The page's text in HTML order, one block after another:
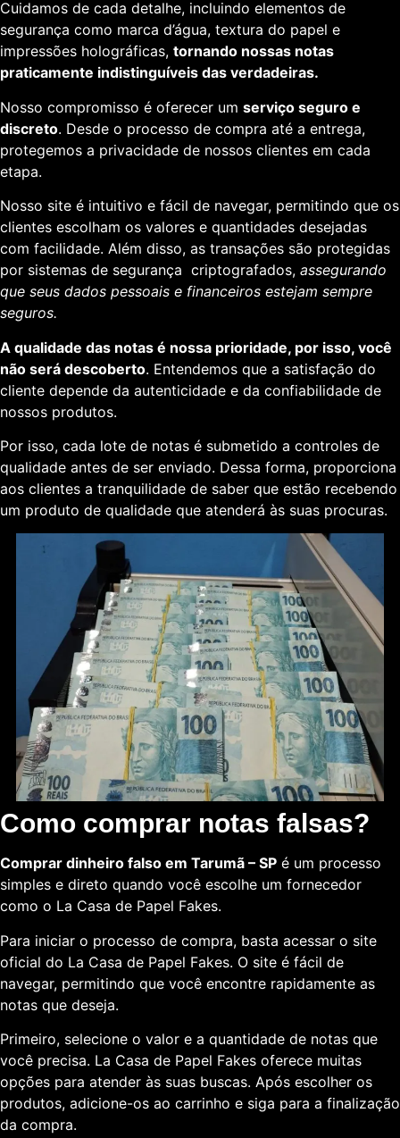
Cuidamos de cada detalhe, incluindo elementos de
segurança como marca d’água, textura do papel e
impressões holográficas, tornando nossas notas
praticamente indistinguíveis das verdadeiras.
Nosso compromisso é oferecer um serviço seguro e
discreto. Desde o processo de compra até a entrega,
protegemos a privacidade de nossos clientes em cada
etapa.
Nosso site é intuitivo e fácil de navegar, permitindo que os
clientes escolham os valores e quantidades desejadas
com facilidade. Além disso, as transações são protegidas
por sistemas de segurança criptografados, assegurando
que seus dados pessoais e financeiros estejam sempre
seguros.
A qualidade das notas é nossa prioridade, por isso, você
não será descoberto. Entendemos que a satisfação do
cliente depende da autenticidade e da confiabilidade de
nossos produtos.
Por isso, cada lote de notas é submetido a controles de
qualidade antes de ser enviado. Dessa forma, proporciona
aos clientes a tranquilidade de saber que estão recebendo
um produto de qualidade que atenderá às suas procuras.
Como comprar notas falsas?
Comprar dinheiro falso em Tarumã – SP é um processo
simples e direto quando você escolhe um fornecedor
como o La Casa de Papel Fakes.
Para iniciar o processo de compra, basta acessar o site
oficial do La Casa de Papel Fakes. O site é fácil de
navegar, permitindo que você encontre rapidamente as
notas que deseja.
Primeiro, selecione o valor e a quantidade de notas que
você precisa. La Casa de Papel Fakes oferece muitas
opções para atender às suas buscas. Após escolher os
produtos, adicione-os ao carrinho e siga para a finalização
da compra.